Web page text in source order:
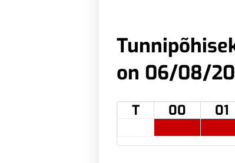
on 06/08/
T 00 01